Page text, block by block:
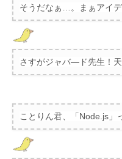
そうだなぁ…。まぁアイ
さすがジャバ―ド先生！
ことりん君、「Node.js」